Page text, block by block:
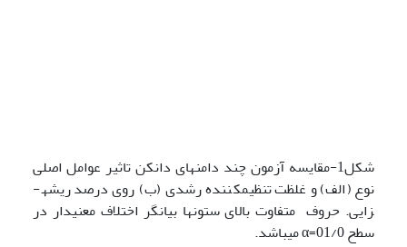
شکل1-مقایسه آزمون چند دامنه­ای دانکن تاثیر عوامل اصلی
نوع (الف) و غلظت تنظیم­کننده رشدی (ب) روی درصد ریشه­
زایی. حروف متفاوت بالای ستون­ها بیانگر اختلاف معنی­دار در
سطح 01/0=α می­باشد.